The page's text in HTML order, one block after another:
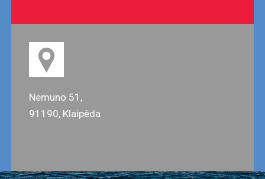
Nemuno 51,
91190, Klaipėda